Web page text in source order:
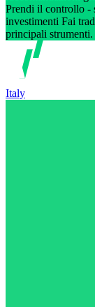
Prendi il controllo -
investimenti Fai
principali strumenti.
Italy